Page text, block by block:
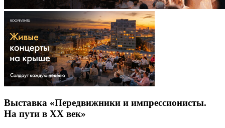
Выставка «Передвижники и импрессионисты.
На пути в ХХ век»